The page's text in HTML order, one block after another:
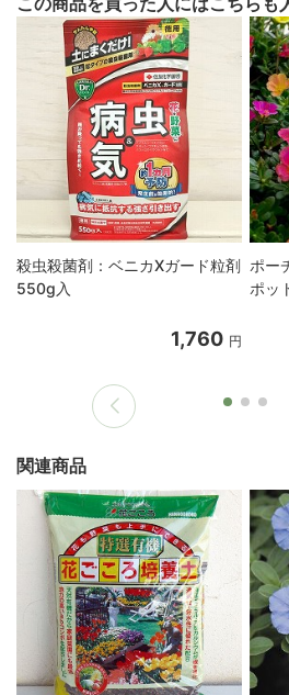
殺虫殺菌剤：ベニカXガード粒剤
550g入
1,760 円
ポー
ポッ
関連商品